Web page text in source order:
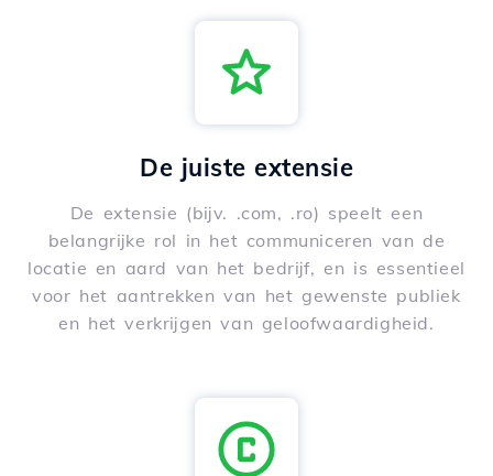
De juiste extensie
De extensie (bijv. .com, .ro) speelt een
belangrijke rol in het communiceren van de
locatie en aard van het bedrijf, en is essentieel
voor het aantrekken van het gewenste publiek
en het verkrijgen van geloofwaardigheid.